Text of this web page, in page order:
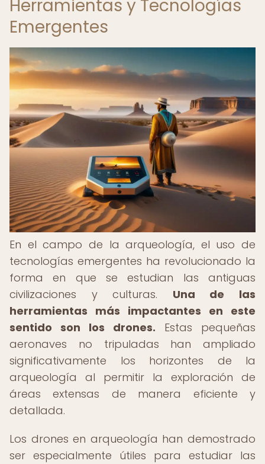
Herramientas y Tecnologías
Emergentes
En el campo de la arqueología, el uso de
tecnologías emergentes ha revolucionado la
forma en que se estudian las antiguas
civilizaciones y culturas. Una de las
herramientas más impactantes en este
sentido son los drones. Estas pequeñas
aeronaves no tripuladas han ampliado
significativamente los horizontes de la
arqueología al permitir la exploración de
áreas extensas de manera eficiente y
detallada.
Los drones en arqueología han demostrado
ser especialmente útiles para estudiar las